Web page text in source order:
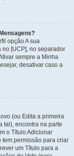
opção A sua
[UCP], no separador
sempre a Minha
desativar caso a
(ou Edita a primeira
tal), encontra na parte
o Título Adicionar
tem permissão para criar
um Título para a